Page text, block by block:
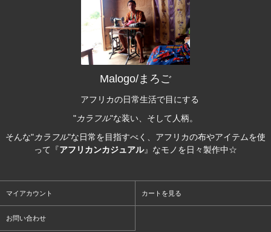
Malogo/まろご
アフリカの日常生活で目にする
"カラフル"な装い、そして人柄。
そんな"カラフル"な日常を目指すべく、アフリカの布やアイテムを使
って『アフリカンカジュアル』なモノを日々製作中☆
マイアカウント カートを見る
お問い合わせ